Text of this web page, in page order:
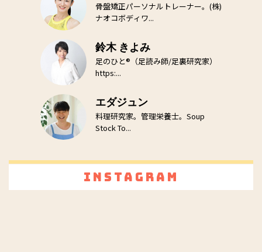
骨盤矯正パーソナルトレーナー。(株)
ナオコボディワ...
鈴木 きよみ
足のひと®（足読み師/足裏研究家）
https:...
エダジュン
料理研究家。管理栄養士。Soup
Stock To...
Instagram